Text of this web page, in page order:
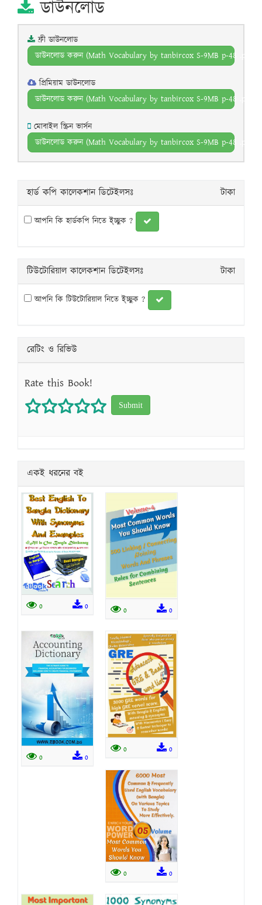
ডাউনলোড
ফ্রী ডাউনলোড
ডাউনলোড করুন (Math Vocabulary by tanbircox S-9MB p-48 .pdf)
প্রিমিয়াম ডাউনলোড
ডাউনলোড করুন (Math Vocabulary by tanbircox S-9MB p-48 .pdf)
মোবাইল স্ক্রিন ভার্সন
ডাউনলোড করুন (Math Vocabulary by tanbircox S-9MB p-48 .pdf)
হার্ড কপি কালেকশান ডিটেইলসঃ টাকা
আপনি কি হার্ডকপি নিতে ই্চ্ছুক ?
টিউটোরিয়াল কালেকশান ডিটেইলসঃ টাকা
আপনি কি টিউটোরিয়াল নিতে ই্চ্ছুক ?
রেটিং ও রিভিউ
Rate this Book!
5 stars
4 stars
3 stars
2 stars
1 star
একই ধরনের বই
0 0 0 0
0 0
0 0
0 0